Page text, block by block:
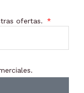
ofertas.